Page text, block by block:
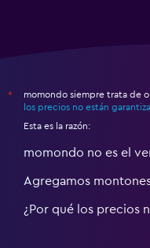
*
momondo siempre trata de
los precios no están
Esta es la razón:
momondo no es el
Agregamos
¿Por qué los precios